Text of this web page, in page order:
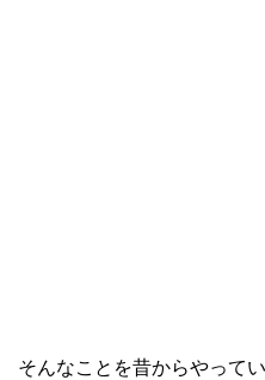
そんなことを昔からやって